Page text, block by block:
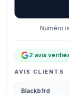
Numéro
2 avis
AVIS CLIENTS
Blackb1rd